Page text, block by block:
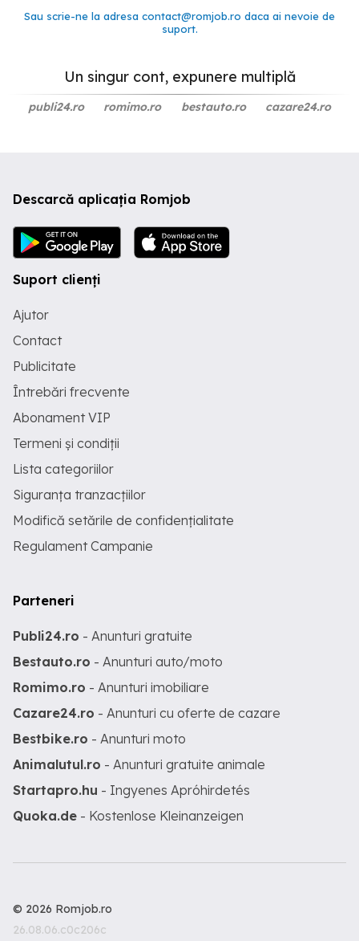
Sau scrie-ne la adresa contact@romjob.ro daca ai nevoie de
suport.
Un singur cont, expunere multiplă
publi24.ro romimo.ro bestauto.ro cazare24.ro
Descarcă aplicația Romjob
Suport clienți
Ajutor
Contact
Publicitate
Întrebări frecvente
Abonament VIP
Termeni și condiții
Lista categoriilor
Siguranța tranzacțiilor
Modifică setările de confidențialitate
Regulament Campanie
Parteneri
Publi24.ro - Anunturi gratuite
Bestauto.ro - Anunturi auto/moto
Romimo.ro - Anunturi imobiliare
Cazare24.ro - Anunturi cu oferte de cazare
Bestbike.ro - Anunturi moto
Animalutul.ro - Anunturi gratuite animale
Startapro.hu - Ingyenes Apróhirdetés
Quoka.de - Kostenlose Kleinanzeigen
© 2026 Romjob.ro
26.08.06.c0c206c